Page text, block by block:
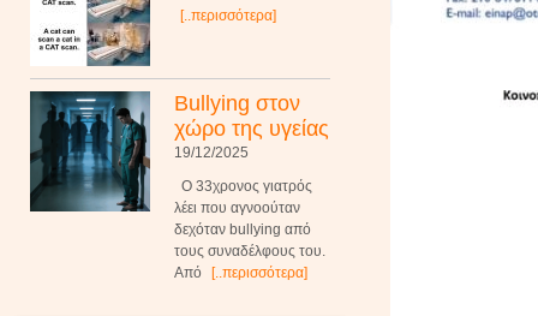
[..περισσότερα]
Bullying στον
χώρο της υγείας
19/12/2025
Ο 33χρονος γιατρός
λέει που αγνοούταν
δεχόταν bullying από
τους συναδέλφους του.
Από
[..περισσότερα]